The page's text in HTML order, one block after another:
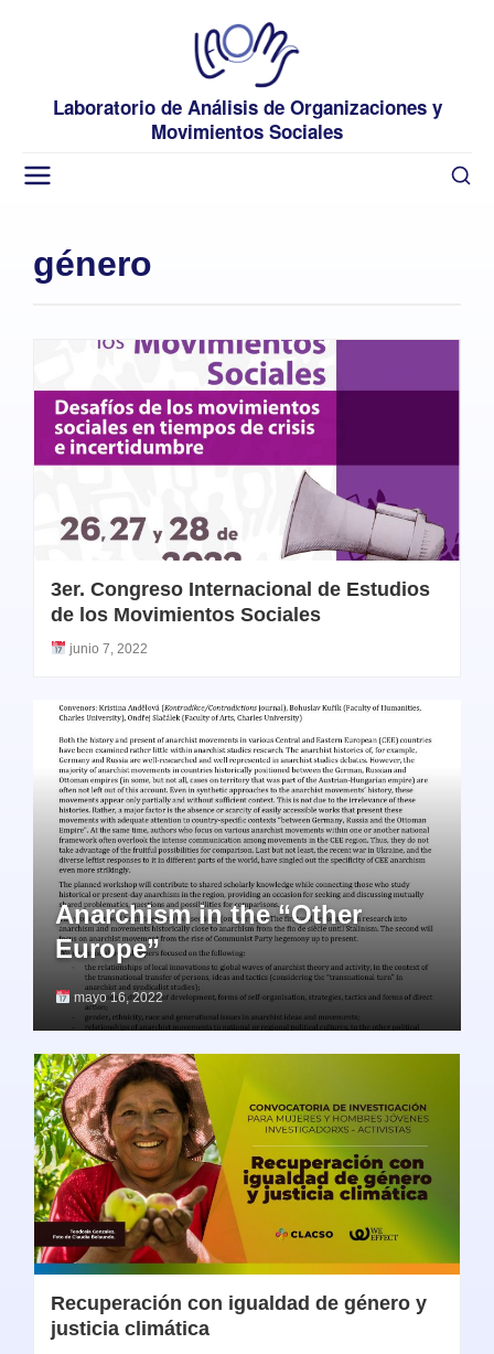
Laboratorio de Análisis de Organizaciones y
Movimientos Sociales
género
3er. Congreso Internacional de Estudios
de los Movimientos Sociales
junio 7, 2022
Anarchism in the “Other
Europe”
mayo 16, 2022
Recuperación con igualdad de género y
justicia climática